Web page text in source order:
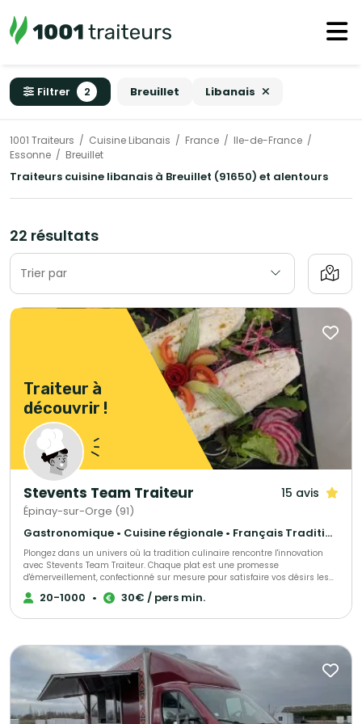
Filtrer 2 Breuillet Libanais
1001 Traiteurs Cuisine Libanais France
Ile-de-France
Essonne
Breuillet
Traiteurs cuisine libanais à Breuillet (91650) et alentours
22 résultats
Trier par
Traiteur à
découvrir !
Stevents Team Traiteur 15 avis
Épinay-sur-Orge (91)
Gastronomique • Cuisine régionale • Français Traditionnel
Plongez dans un univers où la tradition culinaire rencontre l'innovation
avec Stevents Team Traiteur. Chaque plat est une promesse
d'émerveillement, confectionné sur mesure pour satisfaire vos désirs les
plus exquis. Laissez-vous surprendre par une expérience gustative
inoubliable, où gourmandise rime avec créativité. Stevents Team Traiteur,
20-1000 • 30€ / pers min.